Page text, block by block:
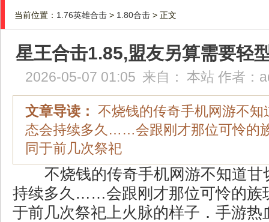
当前位置： 1.76英雄合击 > 1.80合击 > 正文
星王合击1.85,盟友另算需要轻
2026-05-07 01:05 来自： 本站 作者：
文章导读： 不烧钱的传奇手机网游不知
态会持续多久……会跟刚才那位可怜的
同于前几次祭祀
不烧钱的传奇手机网游不知道甘
持续多久……会跟刚才那位可怜的族
于前几次祭祀上火脉的样子．手游热